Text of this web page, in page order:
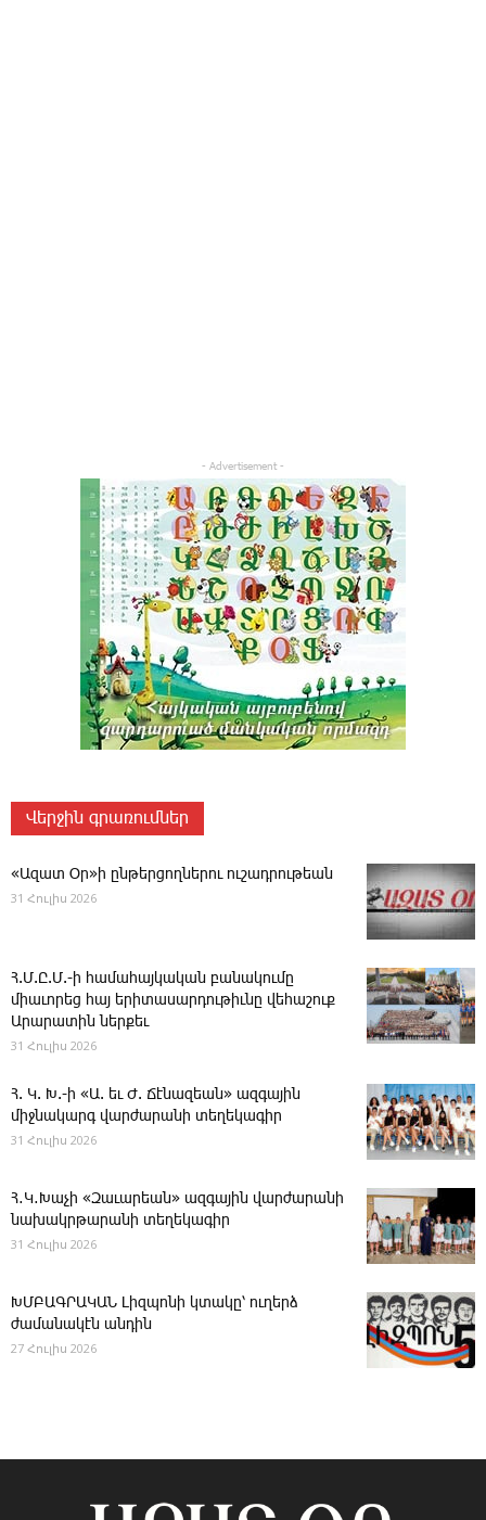
- Advertisement -
Վերջին գրառումներ
«Ազատ Օր»ի ընթերցողներու ուշադրութեան
31 Հուլիս 2026
Հ.Մ.Ը.Մ.-ի համահայկական բանակումը
միաւորեց հայ երիտասարդութիւնը վեհաշուք
Արարատին ներքեւ
31 Հուլիս 2026
Հ. Կ. Խ.-ի «Ա. եւ Ժ. ­Ճէնազեան» ազգային
միջնակարգ վարժարանի տեղեկագիր
31 Հուլիս 2026
Հ․Կ․Խաչի «Զաւարեան» ազգային վարժարանի
նախակրթարանի տեղեկագիր
31 Հուլիս 2026
ԽՄԲԱԳՐԱԿԱՆ ­Լիզպոնի կտակը՝ ուղերձ
ժամանակէն անդին
27 Հուլիս 2026